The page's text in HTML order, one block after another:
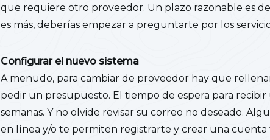
que requiere otro proveedor. Un plazo razonable es
es más, deberías empezar a preguntarte por los
Configurar el nuevo sistema
A menudo, para cambiar de proveedor hay que
pedir un presupuesto. El tiempo de espera para
semanas. Y no olvide revisar su correo no deseado.
en línea y/o te permiten registrarte y crear una